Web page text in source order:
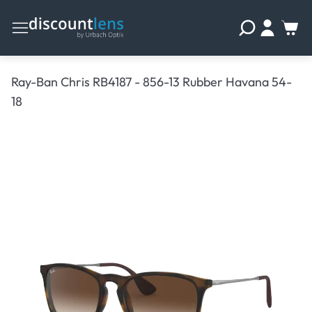
Ray-Ban Chris RB4187 - 856-13 Rubber Havana 54-
18